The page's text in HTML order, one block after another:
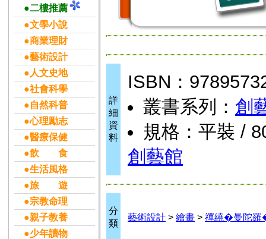
●二樓推薦
●文學小說
●商業理財
●藝術設計
●人文史地
●社會科學
●自然科普
●心理勵志
●醫療保健
●飲 食
●生活風格
●旅 遊
●宗教命理
●親子教養
●少年讀物
詳
細
資
料
ISBN：
叢書系列： 創
規格：平裝 /
創藝館
分
類
藝術設計 > 繪畫 > 禪繞�曼陀羅